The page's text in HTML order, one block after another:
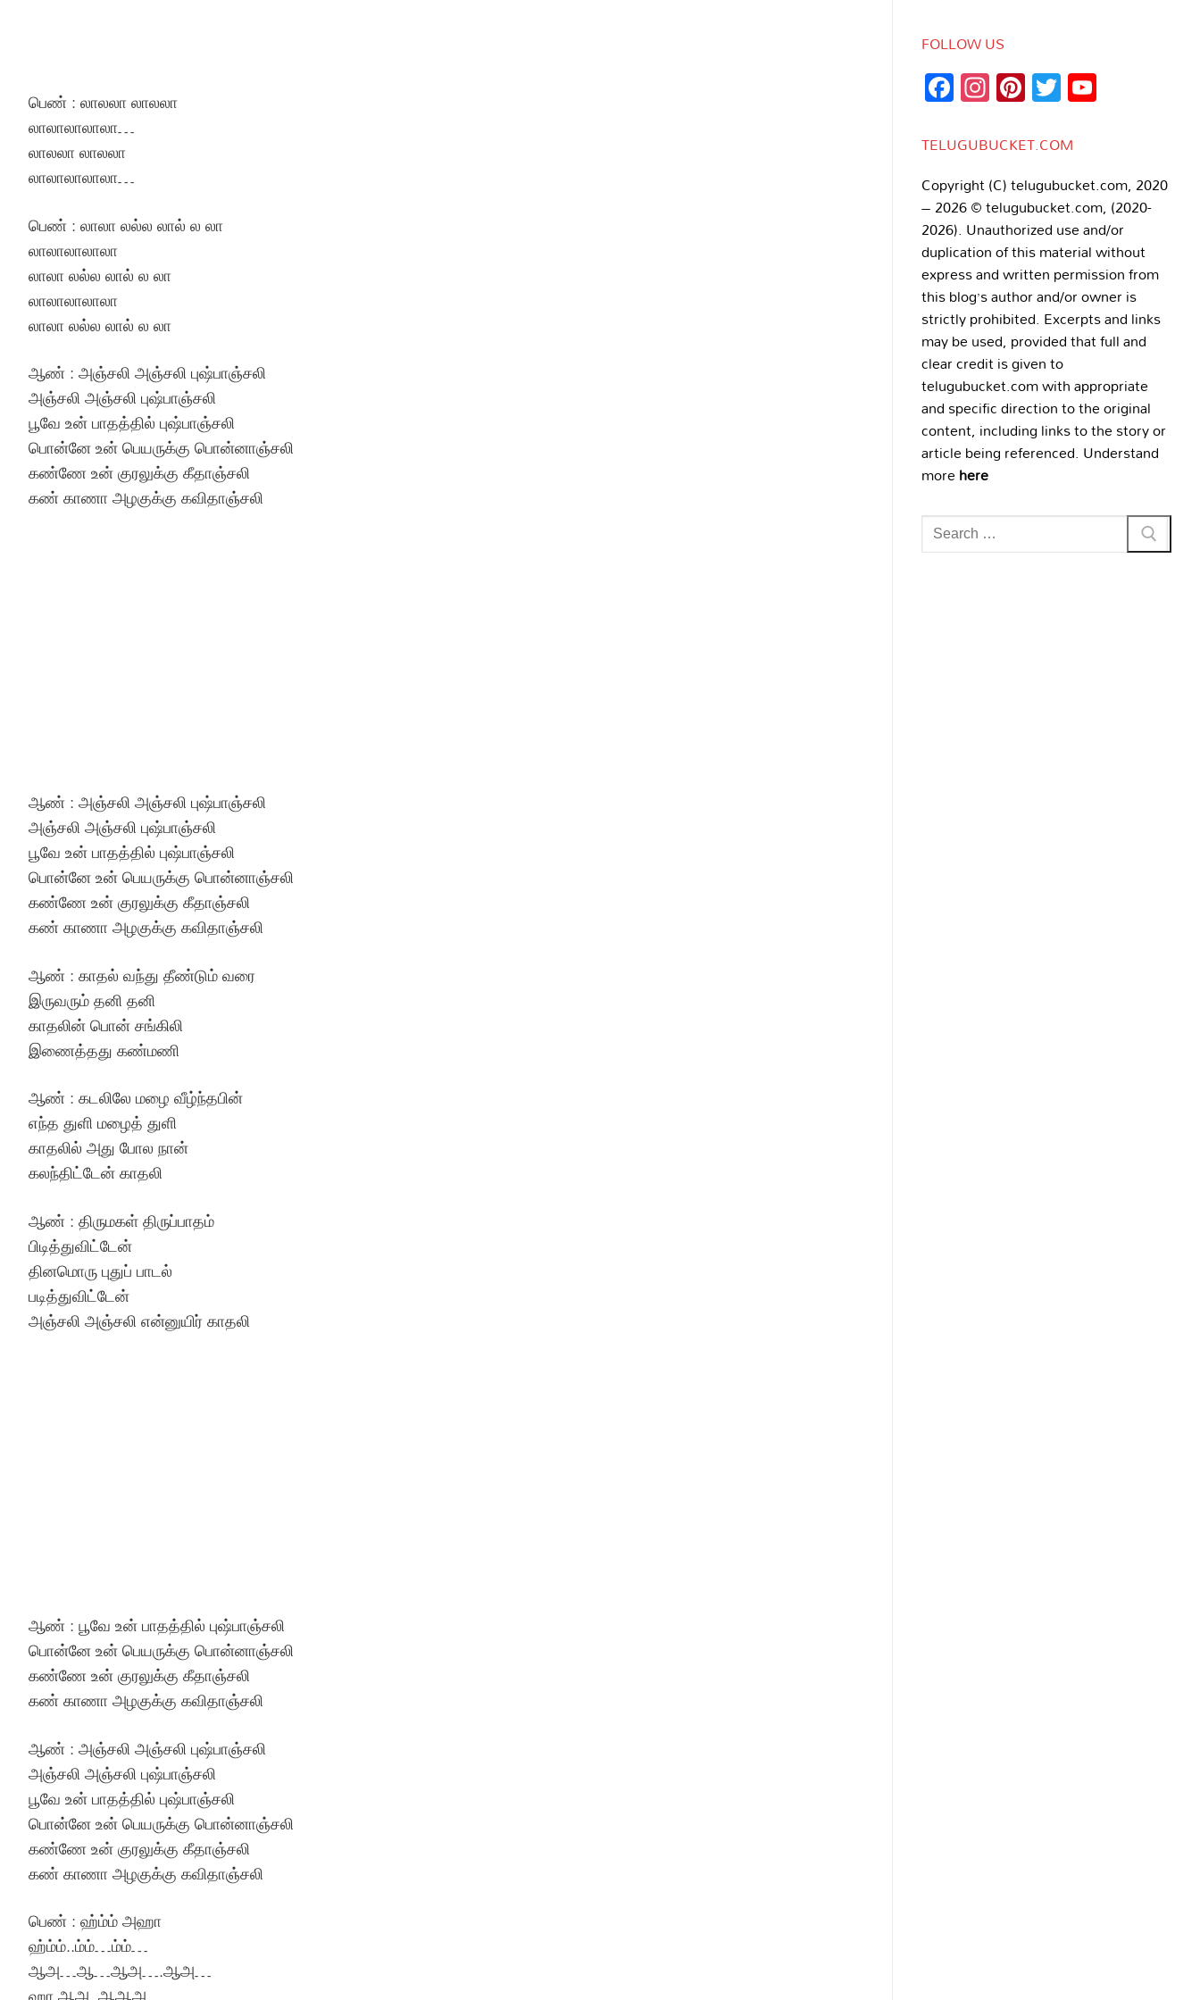
பெண் : லாலலா லாலலா
லாலாலாலாலா…
லாலலா லாலலா
லாலாலாலாலா…
பெண் : லாலா லல்ல லால் ல லா
லாலாலாலாலா
லாலா லல்ல லால் ல லா
லாலாலாலாலா
லாலா லல்ல லால் ல லா
ஆண் : அஞ்சலி அஞ்சலி புஷ்பாஞ்சலி
அஞ்சலி அஞ்சலி புஷ்பாஞ்சலி
பூவே உன் பாதத்தில் புஷ்பாஞ்சலி
பொன்னே உன் பெயருக்கு பொன்னாஞ்சலி
கண்ணே உன் குரலுக்கு கீதாஞ்சலி
கண் காணா அழகுக்கு கவிதாஞ்சலி
ஆண் : அஞ்சலி அஞ்சலி புஷ்பாஞ்சலி
அஞ்சலி அஞ்சலி புஷ்பாஞ்சலி
பூவே உன் பாதத்தில் புஷ்பாஞ்சலி
பொன்னே உன் பெயருக்கு பொன்னாஞ்சலி
கண்ணே உன் குரலுக்கு கீதாஞ்சலி
கண் காணா அழகுக்கு கவிதாஞ்சலி
ஆண் : காதல் வந்து தீண்டும் வரை
இருவரும் தனி தனி
காதலின் பொன் சங்கிலி
இணைத்தது கண்மணி
ஆண் : கடலிலே மழை வீழ்ந்தபின்
எந்த துளி மழைத் துளி
காதலில் அது போல நான்
கலந்திட்டேன் காதலி
ஆண் : திருமகள் திருப்பாதம்
பிடித்துவிட்டேன்
தினமொரு புதுப் பாடல்
படித்துவிட்டேன்
அஞ்சலி அஞ்சலி என்னுயிர் காதலி
ஆண் : பூவே உன் பாதத்தில் புஷ்பாஞ்சலி
பொன்னே உன் பெயருக்கு பொன்னாஞ்சலி
கண்ணே உன் குரலுக்கு கீதாஞ்சலி
கண் காணா அழகுக்கு கவிதாஞ்சலி
ஆண் : அஞ்சலி அஞ்சலி புஷ்பாஞ்சலி
அஞ்சலி அஞ்சலி புஷ்பாஞ்சலி
பூவே உன் பாதத்தில் புஷ்பாஞ்சலி
பொன்னே உன் பெயருக்கு பொன்னாஞ்சலி
கண்ணே உன் குரலுக்கு கீதாஞ்சலி
கண் காணா அழகுக்கு கவிதாஞ்சலி
பெண் : ஹ்ம்ம் அஹா
ஹ்ம்ம்..ம்ம்…ம்ம்…
ஆஅ…ஆ…ஆஅ….ஆஅ…
FOLLOW US
Facebook
Instagram
Pinterest
Twitter
TELUGUBUCKET.COM
Copyright (C) telugubucket.com, 2020
– 2026 © telugubucket.com, (2020-
2026). Unauthorized use and/or
duplication of this material without
express and written permission from
this blog’s author and/or owner is
strictly prohibited. Excerpts and links
may be used, provided that full and
clear credit is given to
telugubucket.com with appropriate
and specific direction to the original
content, including links to the story or
article being referenced. Understand
morehere
Search
for: